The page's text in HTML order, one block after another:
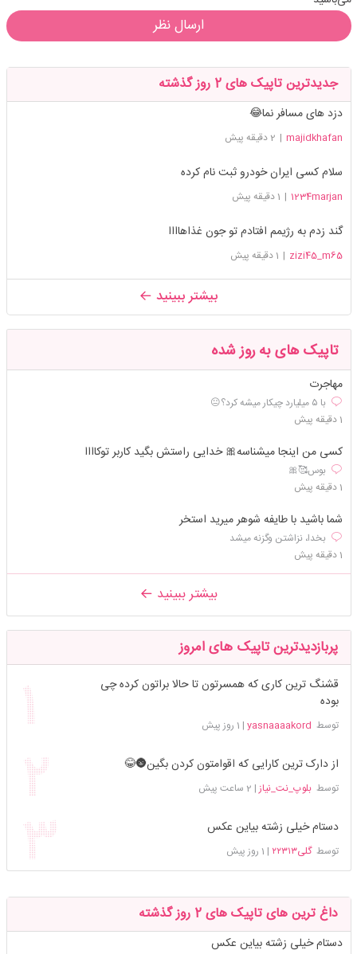
ارسال نظر
جدیدترین تاپیک های 2 روز گذشته
دزد های مسافر نما😂
majidkhafan
| 2 دقیقه پیش
سلام کسی ایران خودرو ثبت نام کرده
1234marjan
| 1 دقیقه پیش
گند زدم به رژیمم افتادم تو جون غذاهاااا
zizi45_m65
| 1 دقیقه پیش
بیشتر ببینید
تاپیک های به روز شده
مهاجرت
با ٥ ميليارد چيكار ميشه كرد؟😐
1 دقیقه پیش
کسی من اینجا میشناسه🎀 خدایی راستش بگید کاربر توکاااا
بوس🥰🎀
1 دقیقه پیش
شما باشید با طایفه شوهر میرید استخر
بخدا، نزاشتن وگزنه میشد
1 دقیقه پیش
بیشتر ببینید
پربازدیدترین تاپیک های امروز
قشنگ ترین کاری که همسرتون تا حالا براتون کرده چی
بوده
توسط yasnaaaakord
| 1 روز پیش
از دارک ترین کارایی که اقوامتون کردن بگین🌚😂
توسطبلوپ_نت_نیاز | 2 ساعت پیش
دستام خیلی زشته بیاین عکس
توسطگلی۲۲۳۱۳ | 1 روز پیش
داغ ترین های تاپیک های 2 روز گذشته
دستام خیلی زشته بیاین عکس